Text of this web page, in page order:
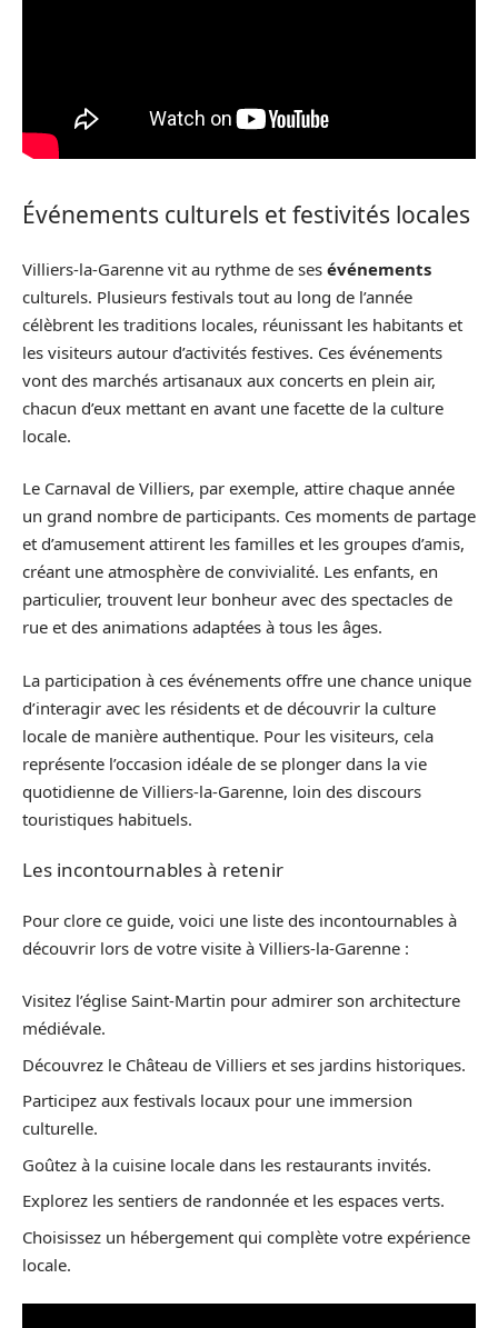
Événements culturels et festivités locales
Villiers-la-Garenne vit au rythme de ses événements
culturels. Plusieurs festivals tout au long de l’année
célèbrent les traditions locales, réunissant les habitants et
les visiteurs autour d’activités festives. Ces événements
vont des marchés artisanaux aux concerts en plein air,
chacun d’eux mettant en avant une facette de la culture
locale.
Le Carnaval de Villiers, par exemple, attire chaque année
un grand nombre de participants. Ces moments de partage
et d’amusement attirent les familles et les groupes d’amis,
créant une atmosphère de convivialité. Les enfants, en
particulier, trouvent leur bonheur avec des spectacles de
rue et des animations adaptées à tous les âges.
La participation à ces événements offre une chance unique
d’interagir avec les résidents et de découvrir la culture
locale de manière authentique. Pour les visiteurs, cela
représente l’occasion idéale de se plonger dans la vie
quotidienne de Villiers-la-Garenne, loin des discours
touristiques habituels.
Les incontournables à retenir
Pour clore ce guide, voici une liste des incontournables à
découvrir lors de votre visite à Villiers-la-Garenne :
Visitez l’église Saint-Martin pour admirer son architecture
médiévale.
Découvrez le Château de Villiers et ses jardins historiques.
Participez aux festivals locaux pour une immersion
culturelle.
Goûtez à la cuisine locale dans les restaurants invités.
Explorez les sentiers de randonnée et les espaces verts.
Choisissez un hébergement qui complète votre expérience
locale.